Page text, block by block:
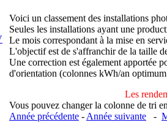
Voici un classement des installations
Seules les installations ayant une
Le mois correspondant à la mise en
L'objectif est de s'affranchir de la taille
Une correction est également apportée
d'orientation (colonnes kWh/an
Les
Vous pouvez changer la colonne de tri
Année précédente - Année suivante -